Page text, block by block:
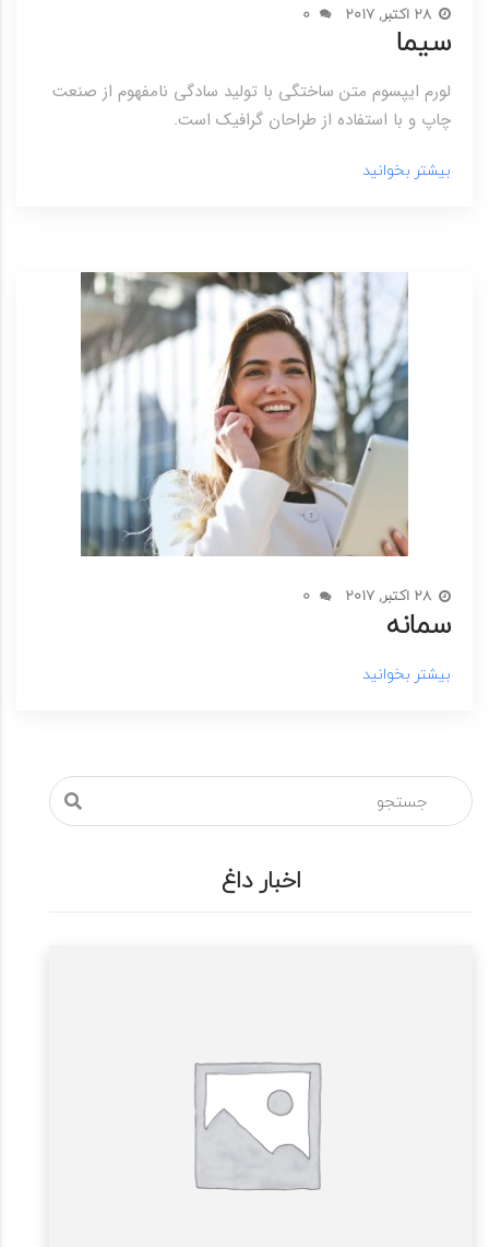
28 اکتبر, 2017 0
سیما
لورم ایپسوم متن ساختگی با تولید سادگی نامفهوم از صنعت
چاپ و با استفاده از طراحان گرافیک است.
بیشتر بخوانید
28 اکتبر, 2017 0
سمانه
بیشتر بخوانید
اخبار داغ